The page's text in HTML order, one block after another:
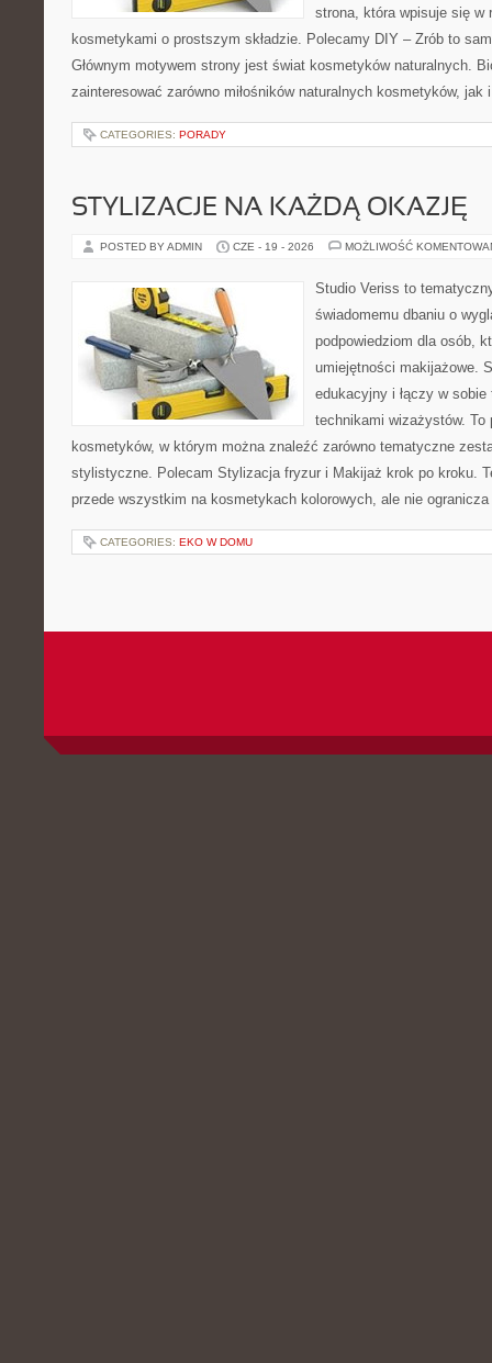
strona, która wpisuje się w
kosmetykami o prostszym składzie. Polecamy DIY – Zrób to
Głównym motywem strony jest świat kosmetyków naturalnych.
zainteresować zarówno miłośników naturalnych kosmetyków,
CATEGORIES: PORADY
STYLIZACJE NA KAŻDĄ OKAZJĘ
POSTED BY ADMIN CZE - 19 - 2026 MOŻLIWOŚĆ
Studio Veriss to
świadomemu dbaniu o
podpowiedziom dla osób,
umiejętności makijażowe.
edukacyjny i łączy w
technikami wizażystów. To
kosmetyków, w którym można znaleźć zarówno tematyczne
stylistyczne. Polecam Stylizacja fryzur i Makijaż krok po kroku.
przede wszystkim na kosmetykach kolorowych, ale nie
CATEGORIES: EKO W DOMU